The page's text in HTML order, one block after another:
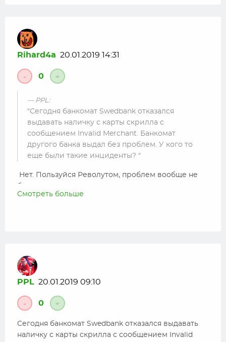
Не знаю насколько это плохо и происходит ли
тоже самое в Латвии, но я тоже посоветую
использовать Револют. 🙂
Rihard4a 20.01.2019 14:31
- 0 +
PPL:
Сегодня банкомат Swedbank отказался
выдавать наличку с карты скрилла с
сообщением Invalid Merchant. Банкомат
другого банка выдал без проблем. У кого то
еще были такие инциденты?
Нет. Пользуйся Револутом, проблем вообще не
Смотреть больше
PPL 20.01.2019 09:10
- 0 +
Сегодня банкомат Swedbank отказался выдавать
наличку с карты скрилла с сообщением Invalid